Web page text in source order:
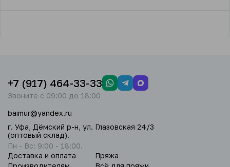
Доставка и оплата
Пряжа
+7 (917) 464-33-33
Звоните с 09:00 до 18:00
baimur@yandex.ru
г. Уфа, Дёмский р-н, ул. Глазовская 24/3
(оптовый склад).
Пн - Вс: 9:00 - 18:00.